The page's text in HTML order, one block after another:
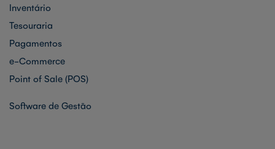
Inventário
Tesouraria
Pagamentos
e-Commerce
Point of Sale (POS)
Software de Gestão